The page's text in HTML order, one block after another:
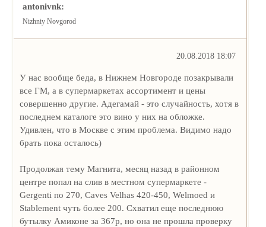
antonivnk:
Nizhniy Novgorod
20.08.2018 18:07
У нас вообще беда, в Нижнем Новгороде позакрывали
все ГМ, а в супермаркетах ассортимент и цены
совершенно другие. Адегамай - это случайность, хотя в
последнем каталоге это вино у них на обложке.
Удивлен, что в Москве с этим проблема. Видимо надо
брать пока осталось)
Продолжая тему Магнита, месяц назад в районном
центре попал на слив в местном супермаркете -
Gergenti по 270, Caves Velhas 420-450, Welmoed и
Stablement чуть более 200. Схватил еще последнюю
бутылку Амиконе за 367р, но она не прошла проверку